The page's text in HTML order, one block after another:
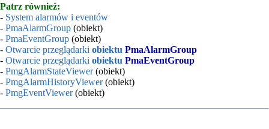
Patrz również:
- System alarmów i eventów
- PmaAlarmGroup (obiekt)
- PmaEventGroup (obiekt)
- Otwarcie przeglądarki obiektu PmaAlarmGroup
- Otwarcie przeglądarki obiektu PmaEventGroup
- PmgAlarmStateViewer(obiekt)
- PmgAlarmHistoryViewer(obiekt)
- PmgEventViewer(obiekt)